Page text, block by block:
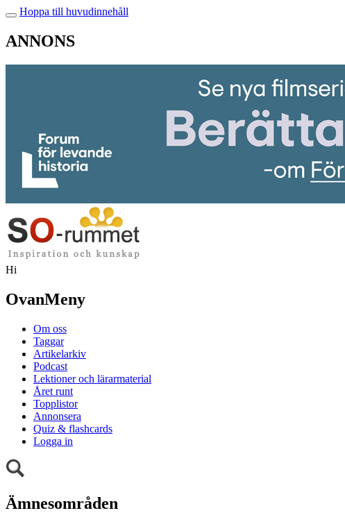
Hoppa till huvudinnehåll
ANNONS
Hi
OvanMeny
Om oss
Taggar
Artikelarkiv
Podcast
Lektioner och lärarmaterial
Året runt
Topplistor
Annonsera
Quiz & flashcards
Logga in
Ämnesområden